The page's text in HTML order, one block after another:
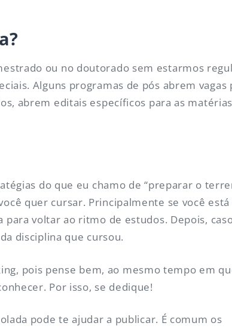
ou no doutorado sem estarmos
Alguns programas de pós abrem vagas
abrem editais específicos para as
do que eu chamo de “preparar o
quer cursar. Principalmente se você está
voltar ao ritmo de estudos. Depois,
disciplina que cursou.
pois pense bem, ao mesmo tempo em
Por isso, se dedique!
pode te ajudar a publicar. É comum os